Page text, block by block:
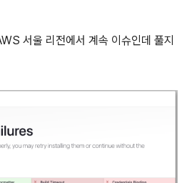
서울 리전에서 계속 이슈인데 풀지